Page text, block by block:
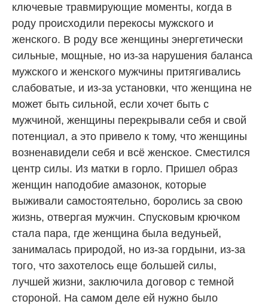
ключевые травмирующие моменты, когда в
роду происходили перекосы мужского и
женского. В роду все женщины энергетически
сильные, мощные, но из-за нарушения баланса
мужского и женского мужчины притягивались
слабоватые, и из-за установки, что женщина не
может быть сильной, если хочет быть с
мужчиной, женщины перекрывали себя и свой
потенциал, а это привело к тому, что женщины
возненавидели себя и всё женское. Сместился
центр силы. Из матки в горло. Пришел образ
женщин наподобие амазонок, которые
выживали самостоятельно, боролись за свою
жизнь, отвергая мужчин. Спусковым крючком
стала пара, где женщина была ведуньей,
занималась природой, но из-за гордыни, из-за
того, что захотелось еще большей силы,
лучшей жизни, заключила договор с темной
стороной. На самом деле ей нужно было